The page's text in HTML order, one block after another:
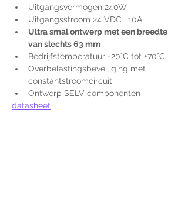
Uitgangsvermogen 240W
Uitgangsstroom 24 VDC : 10A
Ultra smal ontwerp met een breedte
van slechts 63 mm
Bedrijfstemperatuur -20°C tot +70°C
Overbelastingsbeveiliging met
constantstroomcircuit
Ontwerp SELV componenten
datasheet